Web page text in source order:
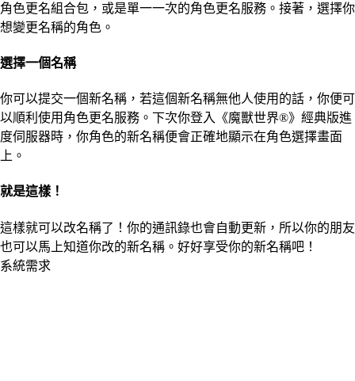
角色更名組合包，或是單一一次的角色更名服務。接著，選擇你
想變更名稱的角色。
選擇一個名稱
你可以提交一個新名稱，若這個新名稱無他人使用的話，你便可
以順利使用角色更名服務。下次你登入《魔獸世界®》經典版進
度伺服器時，你角色的新名稱便會正確地顯示在角色選擇畫面
上。
就是這樣！
這樣就可以改名稱了！你的通訊錄也會自動更新，所以你的朋友
也可以馬上知道你改的新名稱。好好享受你的新名稱吧！
系統需求